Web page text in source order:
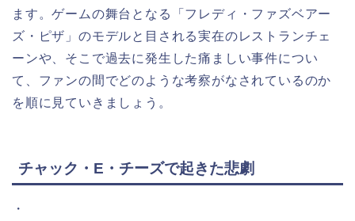
ます。ゲームの舞台となる「フレディ・ファズベアー
ズ・ピザ」のモデルと目される実在のレストランチェ
ーンや、そこで過去に発生した痛ましい事件につい
て、ファンの間でどのような考察がなされているのか
を順に見ていきましょう。
チャック・E・チーズで起きた悲劇
・